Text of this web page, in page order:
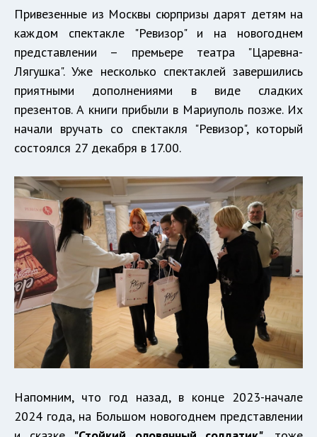
Привезенные из Москвы сюрпризы дарят детям на
каждом спектакле "Ревизор" и на новогоднем
представлении – премьере театра "Царевна-
Лягушка". Уже несколько спектаклей завершились
приятными дополнениями в виде сладких
презентов. А книги прибыли в Мариуполь позже. Их
начали вручать со спектакля "Ревизор", который
состоялся 27 декабря в 17.00.
Напомним, что год назад, в конце 2023-начале
2024 года, на Большом новогоднем представлении